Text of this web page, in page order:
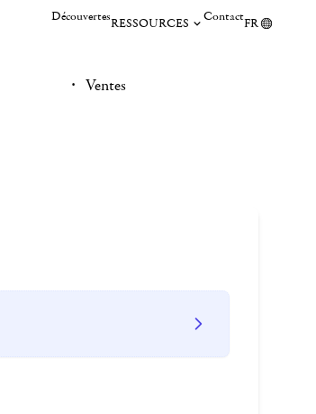
DécouvertesRESSOURCES ContactFR
Ventes